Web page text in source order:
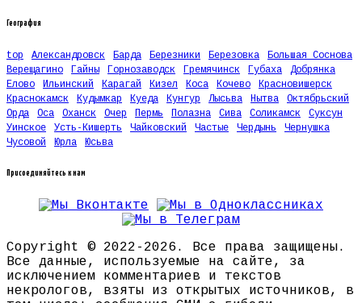
География
top Александровск Барда Березники Березовка
Большая Соснова
Верещагино
Гайны Горнозаводск Гремячинск Губаха
Добрянка
Елово
Ильинский Карагай Кизел Коса Кочево
Красновишерск
Краснокамск
Кудымкар Куеда Кунгур Лысьва Нытва
Октябрьский
Орда
Оса Оханск Очер Пермь Полазна Сива Соликамск
Суксун
Уинское
Усть-Кишерть Чайковский Частые Чердынь
Чернушка
Чусовой
Юрла Юсьва
Присоединяйтесь к нам
Copyright © 2022-2026. Все права защищены.
Все данные, используемые на сайте, за
исключением комментариев и текстов
некрологов, взяты из открытых источников, в